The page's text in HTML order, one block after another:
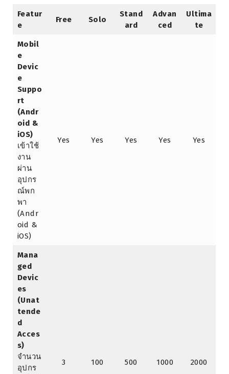
Featur
e
Free Solo
Stand
ard
Advan
ced
Ultima
te
Mobil
e
Devic
e
Suppo
rt
(Andr
oid &
iOS)
เข้าใช้
งาน
ผ่าน
อุปกร
ณ์พก
พา
(Andr
oid &
iOS)
Yes Yes Yes Yes Yes
Mana
ged
Devic
es
(Unat
tende
d
Acces
s)
จำนวน
อุปกร
3 100 500 1000 2000